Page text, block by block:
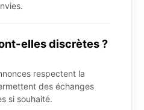
elles discrètes ?
respectent la
des échanges
si souhaité.